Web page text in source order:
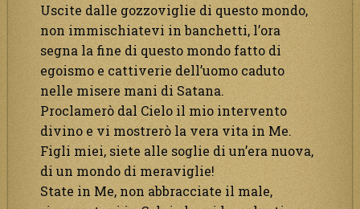
Uscite dalle gozzoviglie di questo mondo,
non immischiatevi in banchetti, l’ora
segna la fine di questo mondo fatto di
egoismo e cattiverie dell’uomo caduto
nelle misere mani di Satana.
Proclamerò dal Cielo il mio intervento
divino e vi mostrerò la vera vita in Me.
Figli miei, siete alle soglie di un’era nuova,
di un mondo di meraviglie!
State in Me, non abbracciate il male,